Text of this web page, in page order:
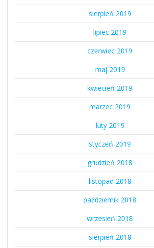
sierpień 2019
lipiec 2019
czerwiec 2019
maj 2019
kwiecień 2019
marzec 2019
luty 2019
styczeń 2019
grudzień 2018
listopad 2018
październik 2018
wrzesień 2018
sierpień 2018